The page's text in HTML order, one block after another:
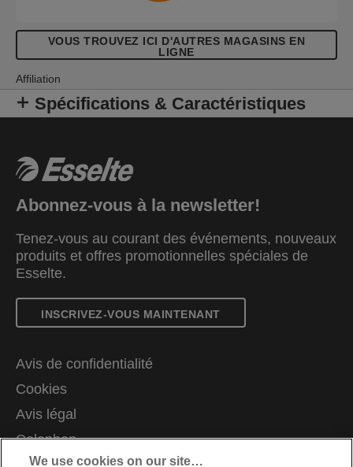
VOUS TROUVEZ ICI D'AUTRES MAGASINS EN
LIGNE
Affiliation
Spécifications & Caractéristiques
Abonnez-vous à la newsletter!
Tenez-vous au courant des événements, nouveaux
produits et offres promotionnelles spéciales de
Esselte.
INSCRIVEZ-VOUS MAINTENANT
Avis de confidentialité
Cookies
Avis légal
Colophon
We use cookies on our site…